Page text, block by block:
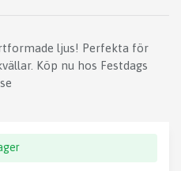
ljus! Perfekta för
Köp nu hos Festdags